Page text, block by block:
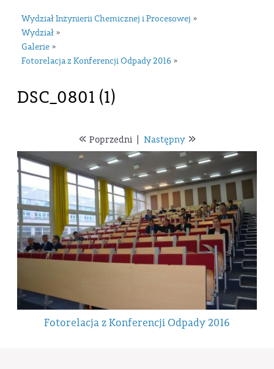
Wydział Inżynierii Chemicznej i Procesowej »
Wydział »
Galerie »
Fotorelacja z Konferencji Odpady 2016 »
DSC_0801 (1)
« Poprzedni Następny»
Fotorelacja z Konferencji Odpady 2016